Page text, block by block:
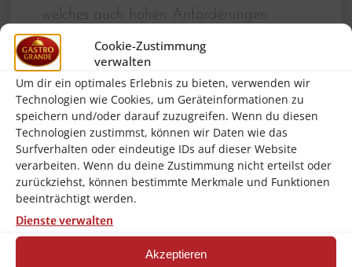
Cookie-Zustimmung
verwalten
Um dir ein optimales Erlebnis zu bieten, verwenden wir
Technologien wie Cookies, um Geräteinformationen zu
speichern und/oder darauf zuzugreifen. Wenn du diesen
Technologien zustimmst, können wir Daten wie das
Surfverhalten oder eindeutige IDs auf dieser Website
verarbeiten. Wenn du deine Zustimmung nicht erteilst oder
zurückziehst, können bestimmte Merkmale und Funktionen
beeinträchtigt werden.
Dienste verwalten
Akzeptieren
welches auch hohen Anforderungen
gerecht wird! Bartscher für Gastronomie
und qualitätsbewusste Anwendung!!!
1 Gerät – doppelter Nutzen: die Umluftkühlung
sorgt für eine konstante und gleichmäßige
Kühltemperatur im Innenraum des Kühltisches mit 1
Tür und 2 Schubladen. Mit der hochwertigen und
robusten Edelstahloberfläche lässt sich das Gerät
perfekt in jede Küche integrieren und zusätzlich als
Arbeitsfläche nutzen.
Brand:Bartscher
Höhe Schrank:
Temperaturbereich bis: